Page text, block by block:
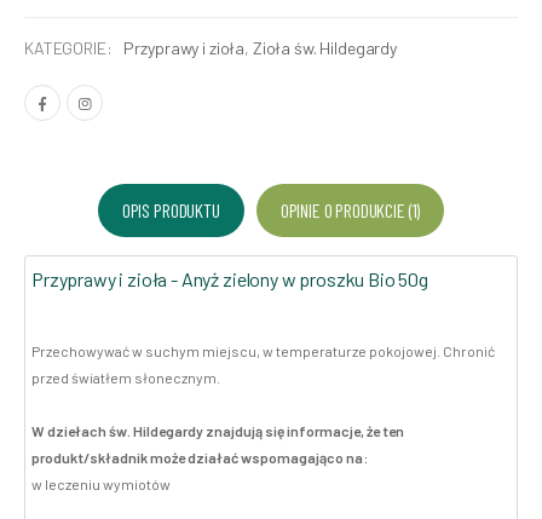
KATEGORIE: Przyprawy i zioła, Zioła św. Hildegardy
OPIS PRODUKTU OPINIE O PRODUKCIE (1)
Przyprawy i zioła - Anyż zielony w proszku Bio 50g
Przechowywać w suchym miejscu, w temperaturze pokojowej. Chronić
przed światłem słonecznym.
W dziełach św. Hildegardy znajdują się informacje, że ten
produkt/składnik może działać wspomagająco na:
w leczeniu wymiotów